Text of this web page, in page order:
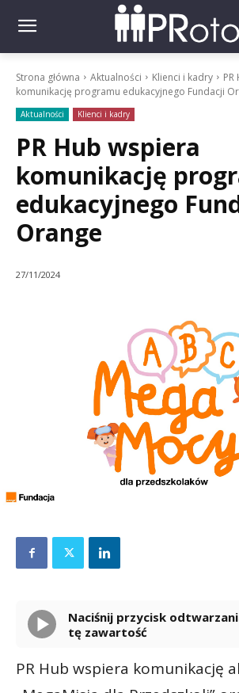
Strona główna Aktualności Klienci i kadry
komunikację programu edukacyjnego Fundacji
Aktualności Klienci i kadry
PR Hub wspiera
komunikację
edukacyjnego
Orange
27/11/2024
Naciśnij przycisk odtwarzania, aby odsłuchać
tę zawartość
PR Hub wspiera komunikację